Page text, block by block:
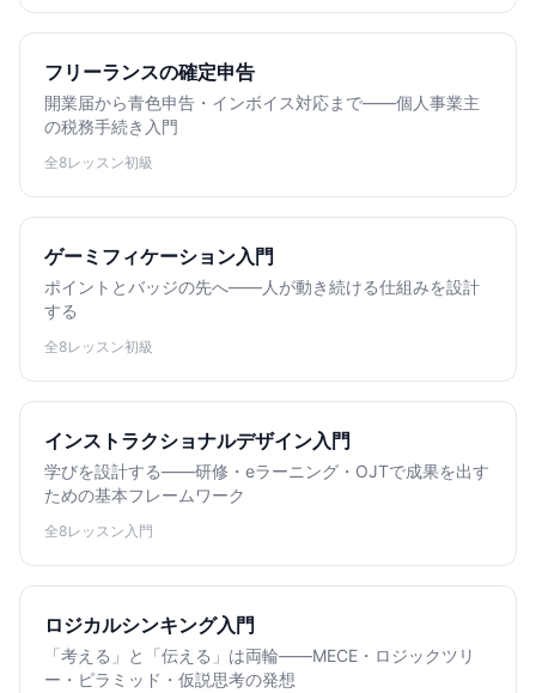
フリーランスの確定申告
開業届から青色申告・インボイス対応まで——個人事業主
の税務手続き入門
全8レッスン初級
ゲーミフィケーション入門
ポイントとバッジの先へ——人が動き続ける仕組みを設計
する
全8レッスン初級
インストラクショナルデザイン入門
学びを設計する——研修・eラーニング・OJTで成果を出す
ための基本フレームワーク
全8レッスン 入門
ロジカルシンキング入門
「考える」と「伝える」は両輪——MECE・ロジックツリ
ー・ピラミッド・仮説思考の発想